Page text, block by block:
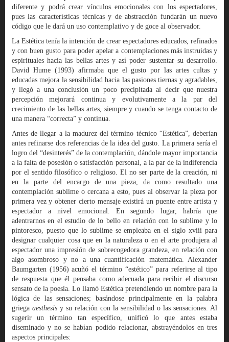
diferente y podrá crear vínculos emocionales con los espectadores,
pues las características técnicas y de abstracción fundarán un nuevo
código que le dará un uso contemplativo y de goce al observador.
La Estética tenía la intención de crear espectadores educados, refinados
y con buen gusto para poder apelar a contemplaciones más instruidas y
espirituales hacia las bellas artes y así poder sustentar su desarrollo.
David Hume (1993) afirmaba que el gusto por las artes cultas y
educadas mejora la sensibilidad hacia las pasiones tiernas y agradables,
y llegó a una conclusión un poco precipitada al decir que nuestra
percepción mejorará continua y evolutivamente a la par del
crecimiento de las bellas artes, siempre y cuando se tenga contacto de
una manera “correcta” y continua.
Antes de llegar a la madurez del término técnico “Estética”, deberían
antes refinarse dos referencias de la idea del gusto. La primera sería el
logro del “desinterés” de la contemplación, dándole mayor importancia
a la falta de posesión o satisfacción personal, a la par de la indiferencia
por el sentido filosófico o religioso. El no ser parte de la creación, ni
en la parte del encargo de una pieza, da como resultado una
contemplación sublime o cercana a esto, pues al observar la pieza por
primera vez y obtener cierto mensaje existirá un puente entre artista y
espectador a nivel emocional. En segundo lugar, habría que
adentrarnos en el estudio de lo bello en relación con lo sublime y lo
pintoresco, puesto que lo sublime se empleaba en el siglo xviii para
designar cualquier cosa que en la naturaleza o en el arte produjera al
espectador una impresión de sobrecogedora grandeza, en relación con
algo asombroso y no a una cuantificación matemática. Alexander
Baumgarten (1956) acuñó el término “estético” para referirse al tipo
de respuesta que él pensaba como adecuada para recibir el discurso
sensato de la poesía. Lo llamó Estética pretendiendo un nombre para la
lógica de las sensaciones; basándose principalmente en la palabra
griega aesthesisy su relación con la sensibilidad o las sensaciones. Al
sugerir un término tan específico, unificó lo que antes estaba
diseminado y no se habían podido relacionar, abstrayéndolos en tres
aspectos principales: